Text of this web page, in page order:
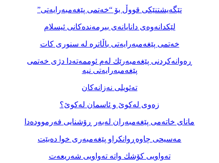
تێگەيشتنێكی قووڵ بۆ “خەتمی پێغەمبەرایەتی”
لێكدانەوەی دانایانەی بیرمەندەكانی ئیسلام
خەتمی پێغەمبەرایەتی باڵاترە لە سنوری كات
ڕەوانەكردنی پێغەمبەرێك لەم ئوممەتەدا دژی خەتمی
پێغەمبەرایەتی نیە
تەئویلی نەزانەكان
زەوی لەكوێ و ئاسمان لەكوێ؟
مانای خاتەمی پێغەمبەران لەبەر ڕۆشنایی فەرموودەدا
مەسیحی چاوەڕوانكراو پێغەمبەری خوا دەبێت
تەواویی كۆشك واتە تەواویی شەریعەت